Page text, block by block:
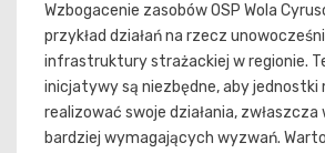
Wzbogacenie zasobów OSP Wola
przykład działań na rzecz
infrastruktury strażackiej w regionie.
inicjatywy są niezbędne, aby jednostki
realizować swoje działania,
bardziej wymagających wyzwań.